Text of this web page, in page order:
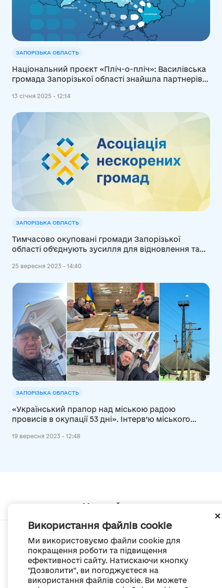
Використання файлів cookie
Ми використовуємо файли cookie для
покращення роботи та підвищення
ефективності сайту. Натискаючи кнопку
"Дозволити", ви погоджуєтеся на
використання файлів cookie. Ви можете
ЗАПОРІЗЬКА ОБЛАСТЬ
Національний проєкт «Пліч-о-пліч»: Василівська
громада Запорізької області знайшла партнерів
13 січня 2025 - 12:14
ЗАПОРІЗЬКА ОБЛАСТЬ
Тимчасово окуповані громади Запорізької
області об’єднують зусилля для відновлення та
25 вересня 2023 - 14:40
ЗАПОРІЗЬКА ОБЛАСТЬ
«Український прапор над міською радою
провисів в окупації 53 дні». Інтерв’ю міського
19 вересня 2023 - 12:48
Мапа сайту
© Портал «Децентралізація», 2022
Проект був створений 2014 року для комунікації реформи місцевого
самоврядування